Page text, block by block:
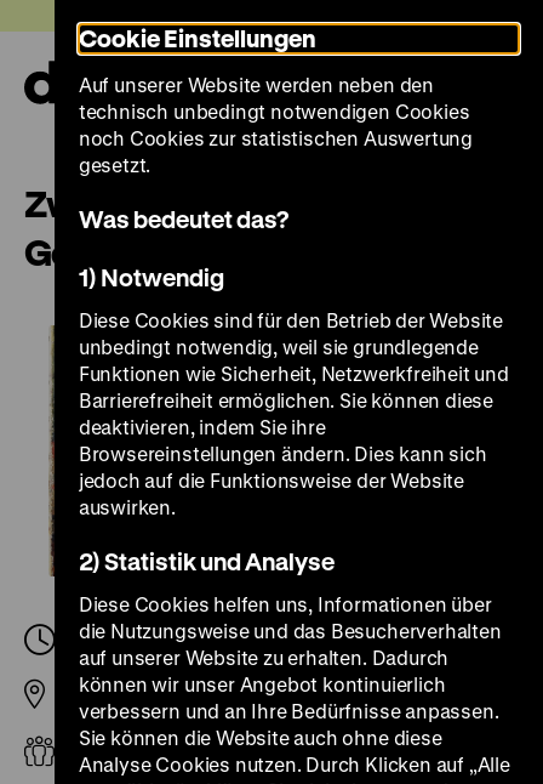
zum
Seiteninhalt
springen
Zwischen Norm und Freiheit:
Geschlechter im Wandel
Samstag, 08. März 2025, 11.00-12.00 Uhr
Pei-Bau
Erwachsene
Cookie Einstellungen
Auf unserer Website werden neben den
technisch unbedingt notwendigen Cookies
noch Cookies zur statistischen Auswertung
gesetzt.
Was bedeutet das?
1) Notwendig
Diese Cookies sind für den Betrieb der Website
unbedingt notwendig, weil sie grundlegende
Funktionen wie Sicherheit, Netzwerkfreiheit und
Barrierefreiheit ermöglichen. Sie können diese
deaktivieren, indem Sie ihre
Browsereinstellungen ändern. Dies kann sich
jedoch auf die Funktionsweise der Website
auswirken.
2) Statistik und Analyse
Diese Cookies helfen uns, Informationen über
die Nutzungsweise und das Besucherverhalten
auf unserer Website zu erhalten. Dadurch
können wir unser Angebot kontinuierlich
verbessern und an Ihre Bedürfnisse anpassen.
Sie können die Website auch ohne diese
Analyse Cookies nutzen. Durch Klicken auf „Alle